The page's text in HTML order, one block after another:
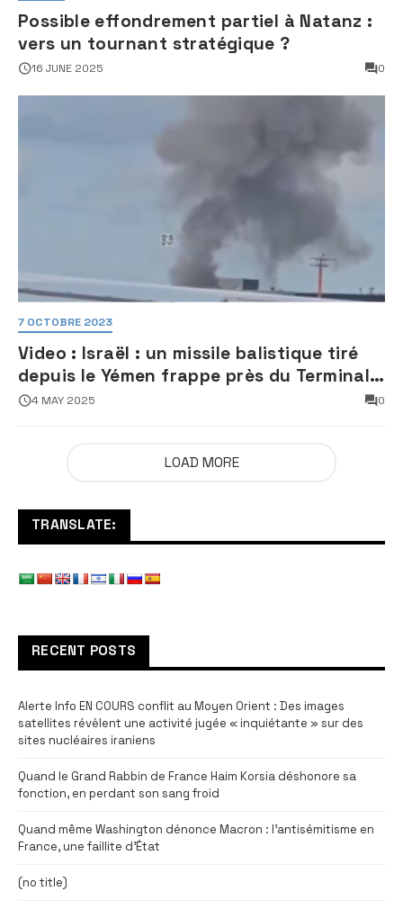
Possible effondrement partiel à Natanz :
vers un tournant stratégique ?
16 JUNE 2025 0
7 OCTOBRE 2023
Video : Israël : un missile balistique tiré
depuis le Yémen frappe près du Terminal
3 de l’aéroport Ben Gourion
4 MAY 2025 0
LOAD MORE
TRANSLATE:
RECENT POSTS
Alerte Info EN COURS conflit au Moyen Orient : Des images
satellites révèlent une activité jugée « inquiétante » sur des
sites nucléaires iraniens
Quand le Grand Rabbin de France Haim Korsia déshonore sa
fonction, en perdant son sang froid
Quand même Washington dénonce Macron : l’antisémitisme en
France, une faillite d’État
(no title)